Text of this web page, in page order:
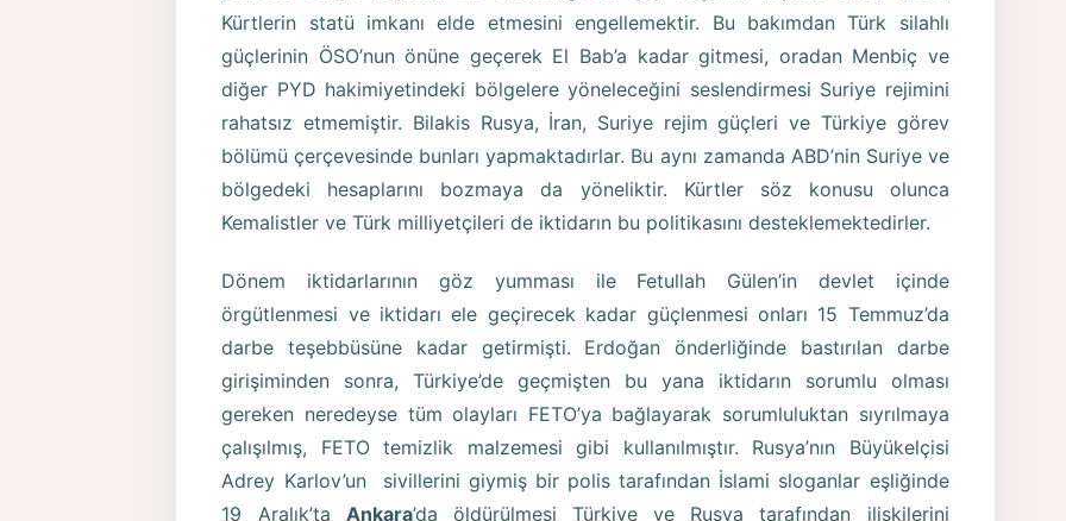
Kürtlerin statü imkanı elde etmesini engellemektir. Bu bakımdan Türk silahlı
güçlerinin ÖSO’nun önüne geçerek El Bab’a kadar gitmesi, oradan Menbiç ve
diğer PYD hakimiyetindeki bölgelere yöneleceğini seslendirmesi Suriye rejimini
rahatsız etmemiştir. Bilakis Rusya, İran, Suriye rejim güçleri ve Türkiye görev
bölümü çerçevesinde bunları yapmaktadırlar. Bu aynı zamanda ABD’nin Suriye ve
bölgedeki hesaplarını bozmaya da yöneliktir. Kürtler söz konusu olunca
Kemalistler ve Türk milliyetçileri de iktidarın bu politikasını desteklemektedirler.
Dönem iktidarlarının göz yumması ile Fetullah Gülen’in devlet içinde
örgütlenmesi ve iktidarı ele geçirecek kadar güçlenmesi onları 15 Temmuz’da
darbe teşebbüsüne kadar getirmişti. Erdoğan önderliğinde bastırılan darbe
girişiminden sonra, Türkiye’de geçmişten bu yana iktidarın sorumlu olması
gereken neredeyse tüm olayları FETO’ya bağlayarak sorumluluktan sıyrılmaya
çalışılmış, FETO temizlik malzemesi gibi kullanılmıştır. Rusya’nın Büyükelçisi
Adrey Karlov’un sivillerini giymiş bir polis tarafından İslami sloganlar eşliğinde
19 Aralık’ta Ankara’da öldürülmesi Türkiye ve Rusya tarafından ilişkilerini